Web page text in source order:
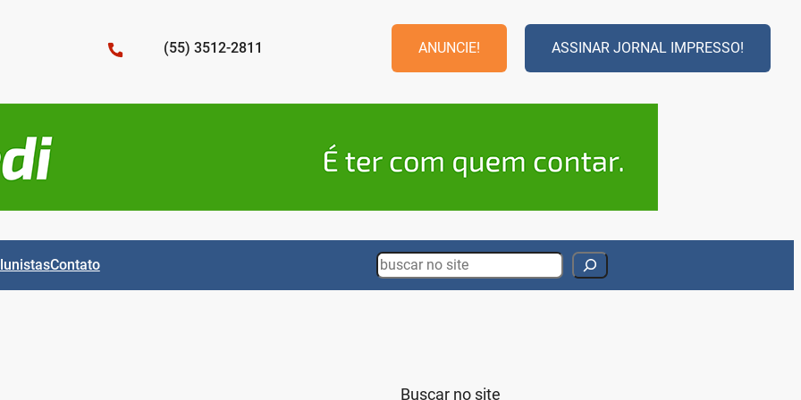
(55) 3512-2811 ANUNCIE! ASSINAR JORNAL IMPRESSO!
Contato Search
Buscar no site